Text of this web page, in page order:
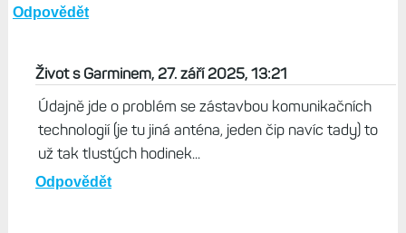
Odpovědět
Život s Garminem, 27. září 2025, 13:21
Údajně jde o problém se zástavbou komunikačních
technologií (je tu jiná anténa, jeden čip navíc tady) to
už tak tlustých hodinek...
Odpovědět